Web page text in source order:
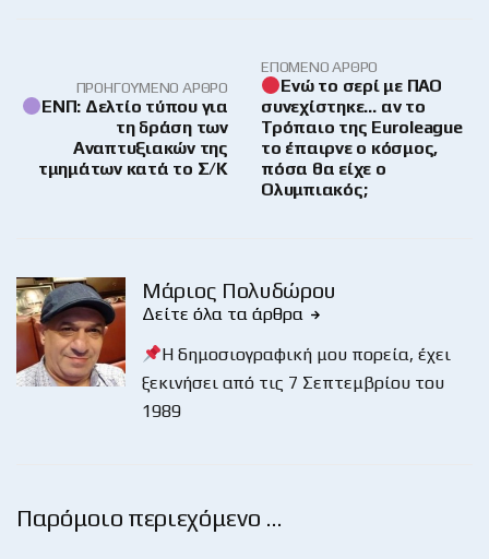
ΠΡΟΗΓΟΎΜΕΝΟ ΆΡΘΡΟ
ΕΝΠ: Δελτίο τύπου για
τη δράση των
Αναπτυξιακών της
τμημάτων κατά το Σ/Κ
ΕΠΌΜΕΝΟ ΆΡΘΡΟ
Ενώ το σερί με ΠΑΟ
συνεχίστηκε… αν το
Τρόπαιο της Euroleague
το έπαιρνε ο κόσμος,
πόσα θα είχε ο
Ολυμπιακός;
Μάριος Πολυδώρου
Δείτε όλα τα άρθρα
Η δημοσιογραφική μου πορεία, έχει
ξεκινήσει από τις 7 Σεπτεμβρίου του
1989
Παρόμοιο περιεχόμενο …